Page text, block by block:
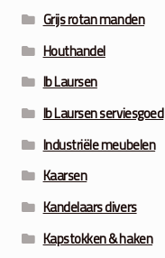
Grijs rotan manden
Houthandel
Ib Laursen
Ib Laursen serviesgoed
Industriële meubelen
Kaarsen
Kandelaars divers
Kapstokken & haken